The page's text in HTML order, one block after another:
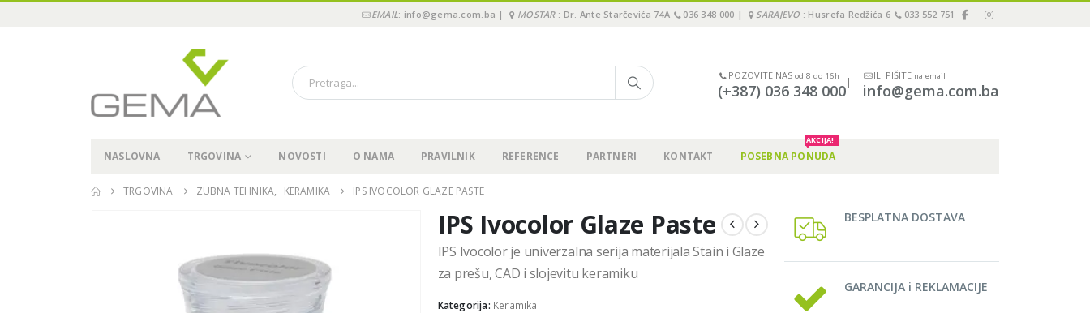
EMAIL: info@gema.com.ba | MOSTAR: Dr. Ante Starčevića 74A 036 348 000 | SARAJEVO : Husrefa Redžića 6 033 552 751
POZOVITE NAS od 8 do 16h
(+387) 036 348 000|
ILI PIŠITE na email
info@gema.com.ba
NASLOVNA TRGOVINA NOVOSTI O NAMA PRAVILNIK REFERENCE PARTNERI KONTAKT POSEBNA PONUDA
AKCIJA!
TRGOVINA ZUBNA TEHNIKA, KERAMIKA IPS IVOCOLOR GLAZE PASTE
IPS Ivocolor Glaze Paste
IPS Ivocolor je univerzalna serija materijala Stain i Glaze
za prešu, CAD i slojevitu keramiku
Kategorija: Keramika
BESPLATNA DOSTAVA
GARANCIJA i REKLAMACIJE